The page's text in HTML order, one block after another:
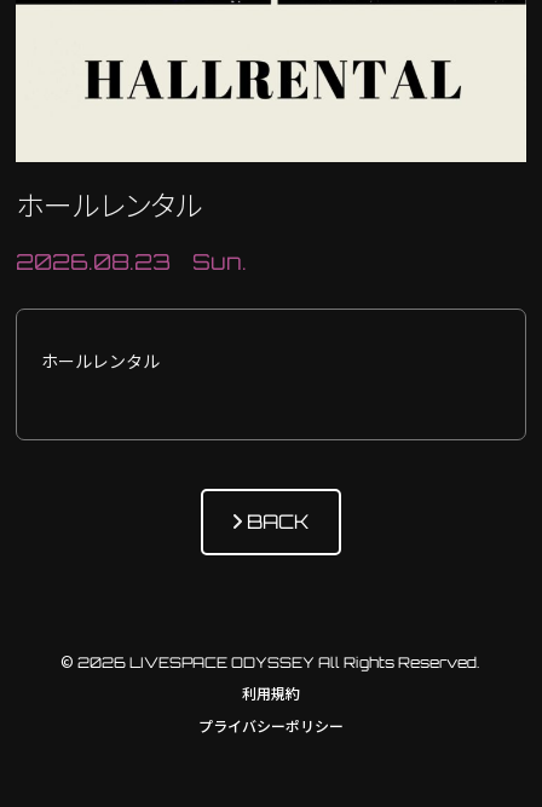
ホールレンタル
2026.08.23 Sun.
ホールレンタル
BACK
© 2026 LIVESPACE ODYSSEY All Rights Reserved.
利用規約
プライバシーポリシー